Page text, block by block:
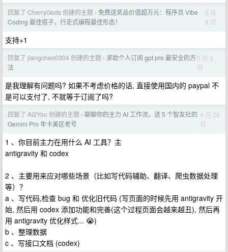
回复了 CherryGods 创建的主题 › 免费送奖品价值超万元：程序员 VIbe
Coding 最佳搭子，行走式编程最佳形态！
5 月
8 日
支持+1
回复了 jiangchao0304 创建的主题 › 求助个人订阅 gpt pro 最安全的方
法
5 月 3
日
是我理解有问题吗? 如果不考虑价格的话, 直接使用国内的 paypal 不
是可以支付了, 不就等于订阅了吗?
回复了 Ai2You 创建的主题 › 聊聊你的主力 AI 工作流，送 5 个智友社的
Gemini Pro 年卡美区老号
4 月 26
日
1 、你目前主力在用什么 AI 工具？主
antigravity 和 codex
2 、主要用来应对哪些场景（比如写代码辅助、翻译、爬虫数据处理
等）？
a 、写代码,检查 bug 和 优化旧代码 (写页面的时候先用 antigravity 开
始, 然后用 codex 添加功能和完善(这个过程页面会越来越丑), 然后再
用 antigravity 优化样式... 😭)
b 、整理数据
c 、写接口文档 (codex)